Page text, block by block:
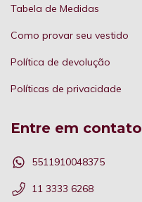
Tabela de Medidas
Como provar seu vestido
Política de devolução
Políticas de privacidade
Entre em contato
5511910048375
11 3333 6268